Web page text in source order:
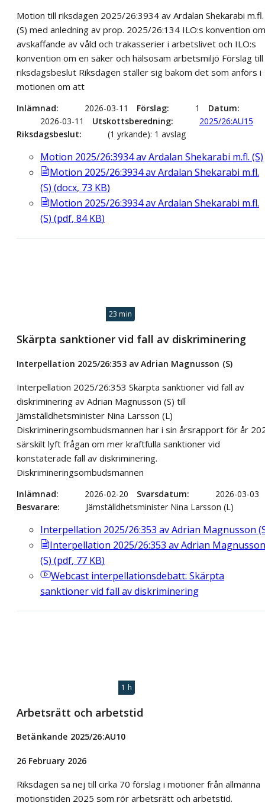
Motion till riksdagen 2025/26:3934 av Ardalan Shekarabi m.fl.
(S) med anledning av prop. 2025/26:134 ILO:s konvention om
avskaffande av våld och trakasserier i arbetslivet och ILO:s
konvention om en säker och hälsosam arbetsmiljö Förslag till
riksdagsbeslut Riksdagen ställer sig bakom det som anförs i
motionen om att
Inlämnad 2026-03-11 Förslag 1
Datum
2026-03-11
Utskottsberedning
2025/26:AU15
Riksdagsbeslut
(1 yrkande): 1 avslag
Motion 2025/26:3934 av Ardalan Shekarabi m.fl. (S)
Motion 2025/26:3934 av Ardalan Shekarabi m.fl.
(S) (docx, 73 KB)
Motion 2025/26:3934 av Ardalan Shekarabi m.fl.
(S) (pdf, 84 KB)
23 min
Skärpta sanktioner vid fall av diskriminering
Interpellation 2025/26:353 av Adrian Magnusson (S)
Interpellation 2025/26:353 Skärpta sanktioner vid fall av
diskriminering av Adrian Magnusson (S) till
Jämställdhetsminister Nina Larsson (L)
Diskrimineringsombudsmannen har i sin årsrapport för år
särskilt lyft frågan om mer kraftfulla sanktioner vid
konstaterade fall av diskriminering.
Diskrimineringsombudsmannen
Inlämnad 2026-02-20 Svarsdatum
2026-03-03
Besvarare
Jämställdhetsminister Nina Larsson (L)
Interpellation 2025/26:353 av Adrian Magnusson
Interpellation 2025/26:353 av Adrian Magnusson
(S) (pdf, 77 KB)
Webcast interpellationsdebatt: Skärpta
sanktioner vid fall av diskriminering
1 h
Arbetsrätt och arbetstid
Betänkande 2025/26:AU10
26 February 2026
Riksdagen sa nej till cirka 70 förslag i motioner från allmänna
motionstiden 2025 som rör arbetsrätt och arbetstid.